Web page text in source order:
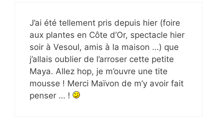
J’ai été tellement pris depuis hier (foire
aux plantes en Côte d’Or, spectacle hier
soir à Vesoul, amis à la maison …) que
j’allais oublier de l’arroser cette petite
Maya. Allez hop, je m’ouvre une tite
mousse ! Merci Maïvon de m’y avoir fait
penser … !